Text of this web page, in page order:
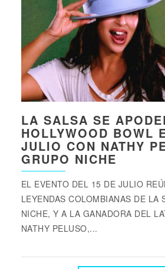
LA SALSA SE
HOLLYWOOD BOWL
JULIO CON NATHY
GRUPO NICHE
EL EVENTO DEL 15 DE JULIO
LEYENDAS COLOMBIANAS DE LA
NICHE, Y A LA GANADORA DEL
NATHY PELUSO,...